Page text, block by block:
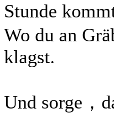
Stunde
Wo du an
klagst.
Und sorge，